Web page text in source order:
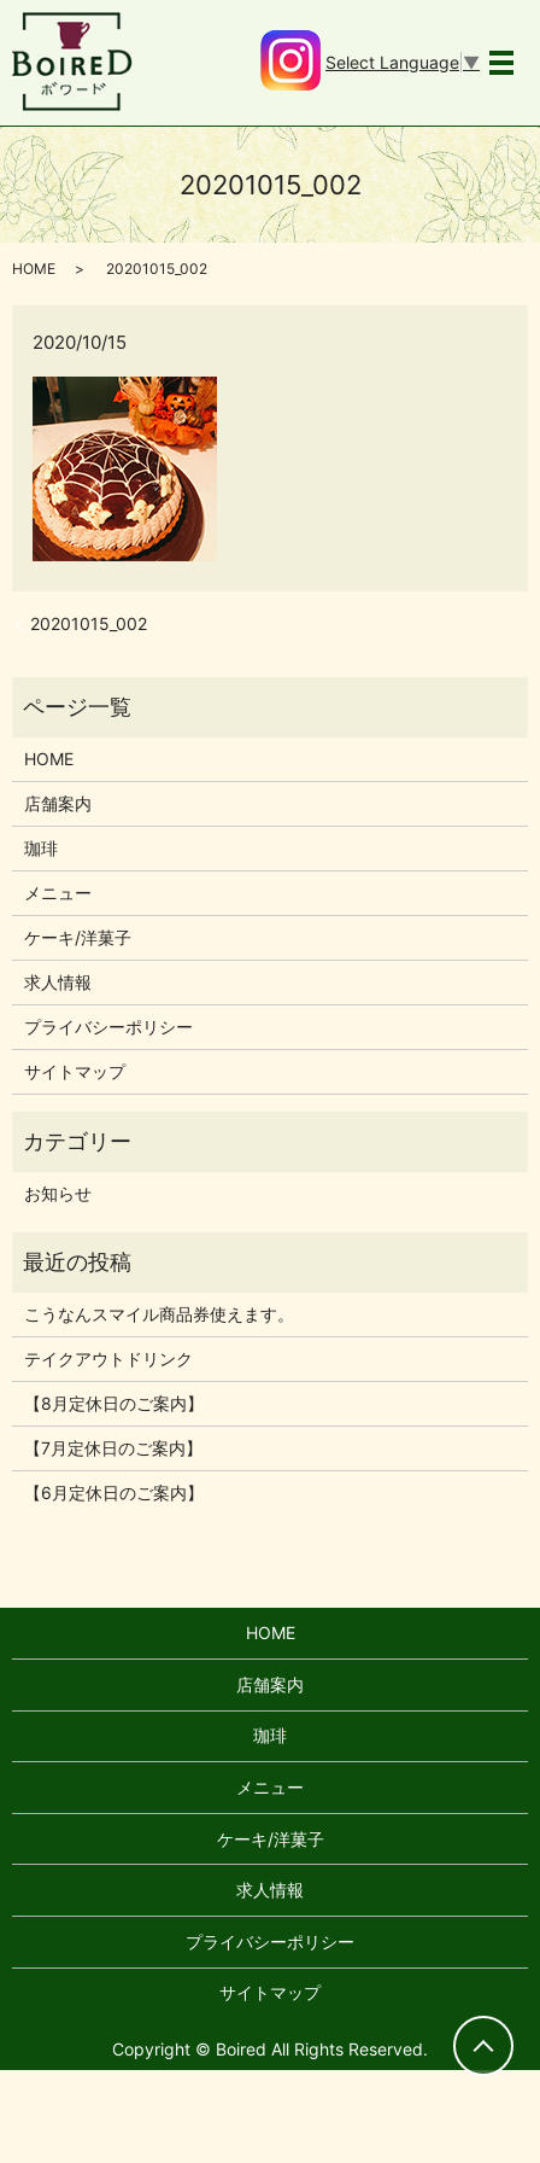
メ
Select Language ▼
20201015_002
HOME 20201015_002
2020/10/15
20201015_002
HOME
店舗案内
珈琲
メニュー
ケーキ/洋菓子
求人情報
プライバシーポリシー
サイトマップ
お知らせ
こうなんスマイル商品券使えます。
テイクアウトドリンク
【8月定休日のご案内】
【7月定休日のご案内】
【6月定休日のご案内】
HOME
店舗案内
珈琲
メニュー
ケーキ/洋菓子
求人情報
プライバシーポリシー
サイトマップ
Copyright © Boired All Rights Reserved.